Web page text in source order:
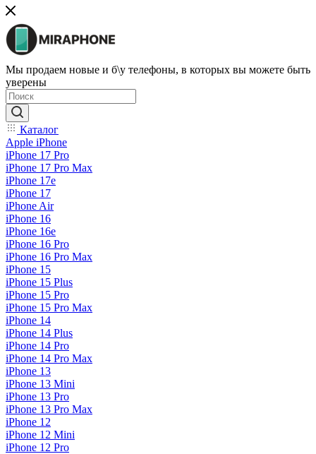
Мы продаем новые и б\у телефоны, в которых вы можете быть
уверены
Каталог
Apple iPhone
iPhone 17 Pro
iPhone 17 Pro Max
iPhone 17e
iPhone 17
iPhone Air
iPhone 16
iPhone 16e
iPhone 16 Pro
iPhone 16 Pro Max
iPhone 15
iPhone 15 Plus
iPhone 15 Pro
iPhone 15 Pro Max
iPhone 14
iPhone 14 Plus
iPhone 14 Pro
iPhone 14 Pro Max
iPhone 13
iPhone 13 Mini
iPhone 13 Pro
iPhone 13 Pro Max
iPhone 12
iPhone 12 Mini
iPhone 12 Pro